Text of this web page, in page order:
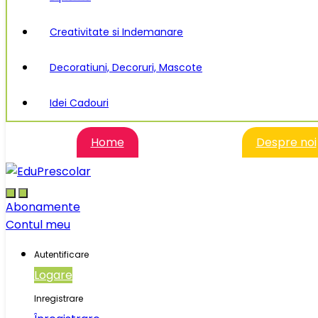
Creativitate si Indemanare
Decoratiuni, Decoruri, Mascote
Idei Cadouri
Home Despre noi
Abonamente
Contul meu
Autentificare
Logare
Inregistrare